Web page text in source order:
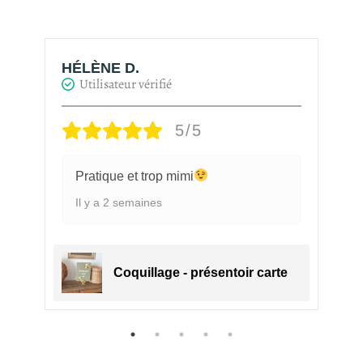
HÉLÈNE D.
Utilisateur vérifié
5/5
Pratique et trop mimi
Il y a 2 semaines
Coquillage - présentoir carte